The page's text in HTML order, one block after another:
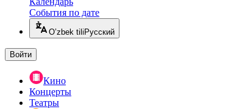
События по дате
O’zbek tili Русский
Войти
Кино
Концерты
Театры